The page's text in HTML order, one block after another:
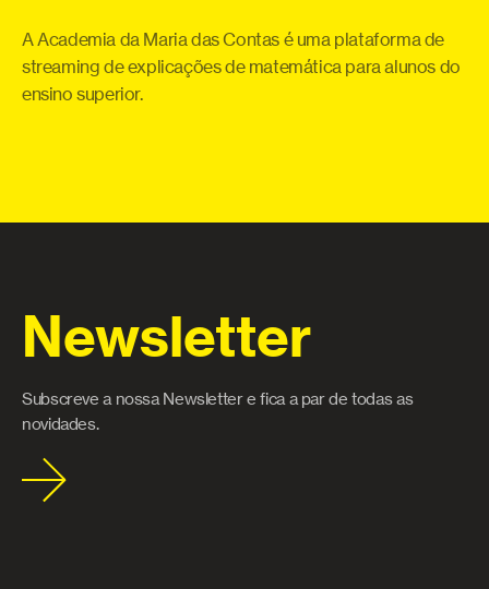
A Academia da Maria das Contas é uma plataforma de
streaming de explicações de matemática para alunos do
ensino superior.
Newsletter
Subscreve a nossa Newsletter e fica a par de todas as
novidades.